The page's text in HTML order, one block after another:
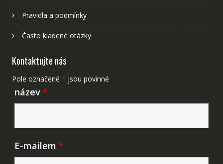
Pravidla a podmínky
Často kladené otázky
Kontaktujte nás
Pole označené * jsou povinné
název *
E-mailem *